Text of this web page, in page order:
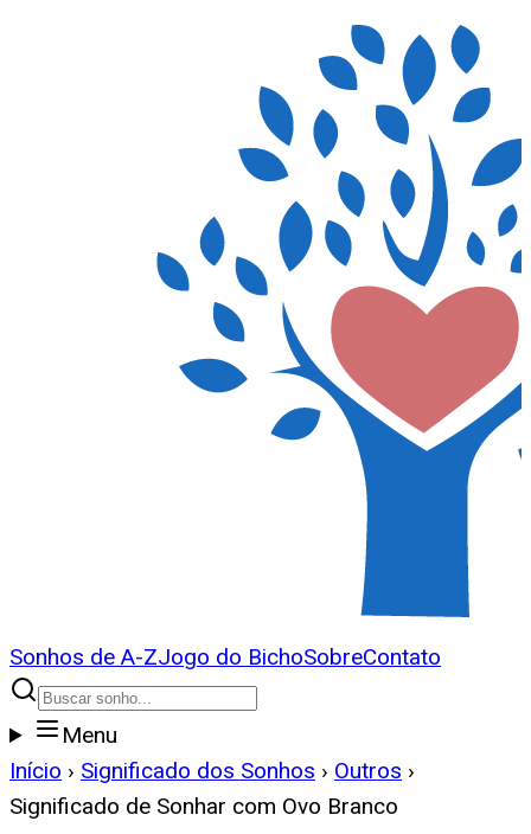
Sonhos de A-ZJogo do BichoSobreContato
Menu
Início › Significado dos Sonhos › Outros ›
Significado de Sonhar com Ovo Branco